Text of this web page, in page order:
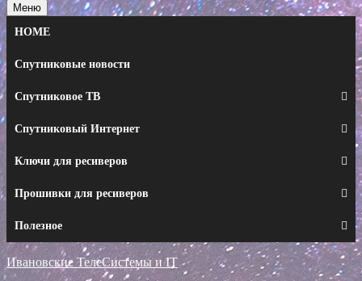
Меню
HOME
Спутниковые новости
Спутниковое ТВ
Спутниковый Интернет
Ключи для ресиверов
Прошивки для ресиверов
Полезное
Ивановские ТелеСистемы и IT